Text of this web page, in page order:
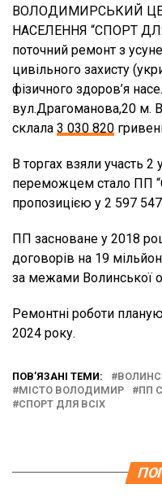
ВОЛОДИМИРСЬКИЙ
НАСЕЛЕННЯ “СПОРТ
поточний ремонт з
цивільного захисту
фізичного здоров’я
вул.Драгоманова,20 м.
склала 3 030 820
В торгах взяли участь
переможцем стало ПП
пропозицією у 2 597
ПП засноване у 2018
договорів на 19
за межами Волинської
Ремонтні роботи
2024 року.
ПОВ’ЯЗАНІ ТЕМИ:
МІСТО ВОЛОДИМИР
ПП
СПОРТ ДЛЯ ВСІХ